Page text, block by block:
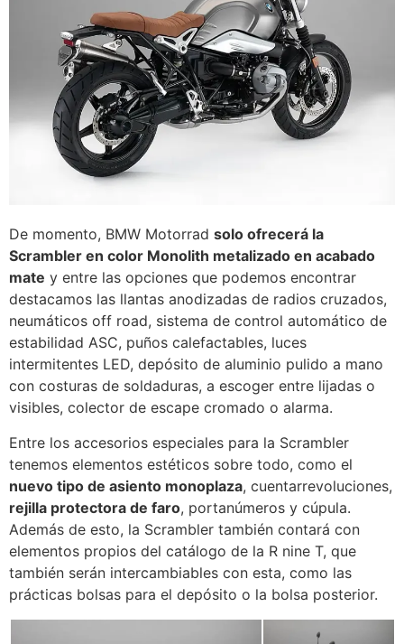
De momento, BMW Motorrad solo ofrecerá la
Scrambler en color Monolith metalizado en acabado
mate y entre las opciones que podemos encontrar
destacamos las llantas anodizadas de radios cruzados,
neumáticos off road, sistema de control automático de
estabilidad ASC, puños calefactables, luces
intermitentes LED, depósito de aluminio pulido a mano
con costuras de soldaduras, a escoger entre lijadas o
visibles, colector de escape cromado o alarma.
Entre los accesorios especiales para la Scrambler
tenemos elementos estéticos sobre todo, como el
nuevo tipo de asiento monoplaza, cuentarrevoluciones,
rejilla protectora de faro, portanúmeros y cúpula.
Además de esto, la Scrambler también contará con
elementos propios del catálogo de la R nine T, que
también serán intercambiables con esta, como las
prácticas bolsas para el depósito o la bolsa posterior.